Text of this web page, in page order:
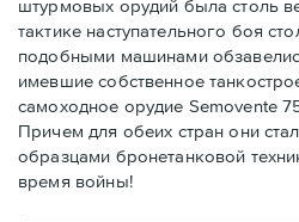
штурмовых орудий была столь
тактике наступательного боя
подобными машинами
имевшие собственное
самоходное орудие Semovente
Причем для обеих стран они
образцами бронетанковой
время войны!